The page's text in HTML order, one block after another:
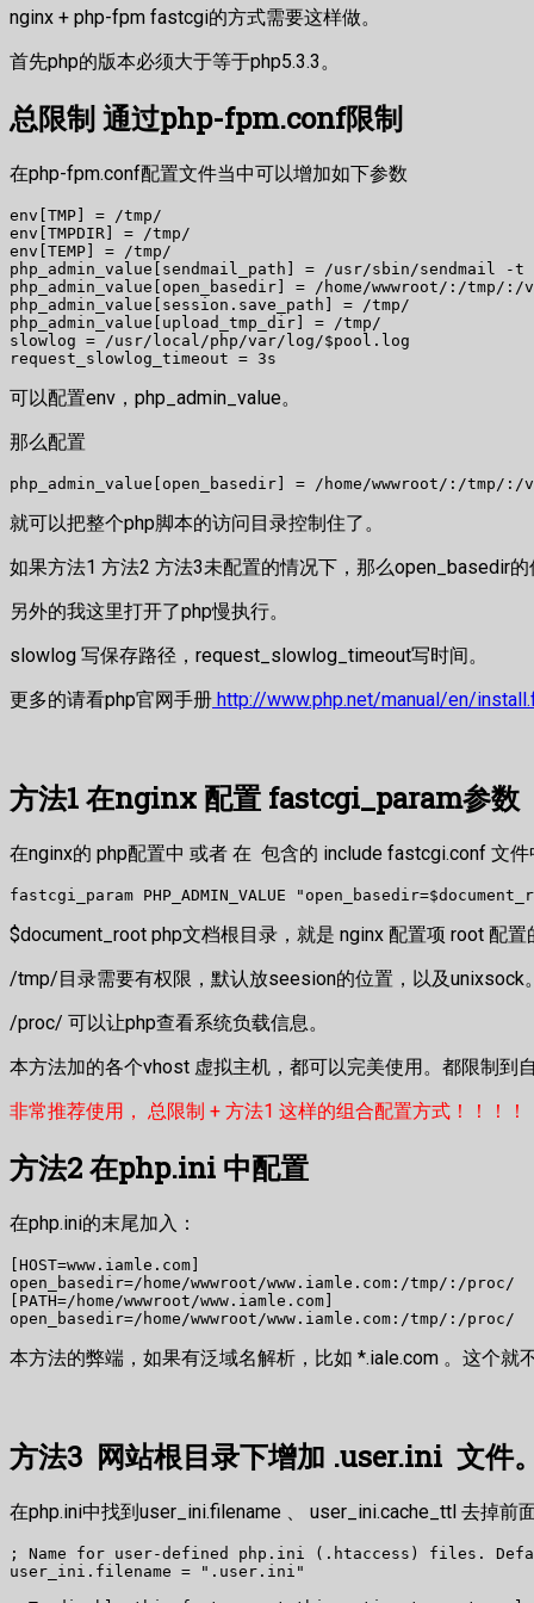
nginx + php-fpm fastcgi的方式需要这样做。
首先php的版本必须大于等于php5.3.3。
总限制 通过php-fpm.conf限制
在php-fpm.conf配置文件当中可以增加如下参数
env[TMP] = /tmp/
env[TMPDIR] = /tmp/
env[TEMP] = /tmp/
php_admin_value[sendmail_path] = /usr/sbin/sendmail -t
php_admin_value[open_basedir] = /home/wwwroot/:/tmp/
php_admin_value[session.save_path] = /tmp/
php_admin_value[upload_tmp_dir] = /tmp/
slowlog = /usr/local/php/var/log/$pool.log
request_slowlog_timeout = 3s
可以配置env，php_admin_value。
那么配置
php_admin_value[open_basedir] = /home/wwwroot/:/tmp/
就可以把整个php脚本的访问目录控制住了。
如果方法1 方法2 方法3未配置的情况下，那么open_basedir
另外的我这里打开了php慢执行。
slowlog 写保存路径，request_slowlog_timeout写时间。
更多的请看php官网手册 http://www.php.net/manual/en/
方法1 在nginx 配置 fastcgi_param参数
在nginx的 php配置中 或者 在 包含的 include fastcgi.conf 文
fastcgi_param PHP_ADMIN_VALUE
$document_root php文档根目录，就是 nginx 配置项 root 配置
/tmp/目录需要有权限，默认放seesion的位置，以及unixsock
/proc/ 可以让php查看系统负载信息。
本方法加的各个vhost 虚拟主机，都可以完美使用。都限制到
非常推荐使用， 总限制 + 方法1 这样的组合配置方式！！！！
方法2 在php.ini 中配置
在php.ini的末尾加入：
[HOST=www.iamle.com]
open_basedir=/home/wwwroot/www.iamle.com:/tmp/:/proc/
[PATH=/home/wwwroot/www.iamle.com]
open_basedir=/home/wwwroot/www.iamle.com:/tmp/:/proc/
本方法的弊端，如果有泛域名解析，比如 *.iale.com 。这个就
方法3 网站根目录下增加 .user.ini 文件
在php.ini中找到user_ini.filename 、 user_ini.cache_ttl 去掉前
; Name for user-defined php.ini (.htaccess) files.
user_ini.filename = ".user.ini"